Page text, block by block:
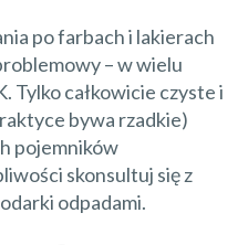
po farbach i lakierach
– w wielu
Tylko całkowicie czyste i
bywa rzadkie)
pojemników
skonsultuj się z
odpadami.